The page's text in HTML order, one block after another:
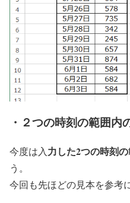
・２つの時刻の範囲内
今度は入力した2つの時刻
う。
今回も先ほどの見本を参考